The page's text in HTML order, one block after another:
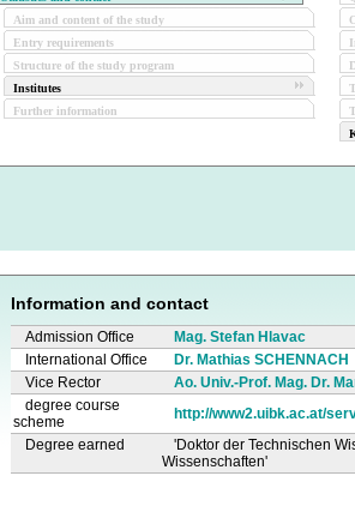
Aim and content of the study
Entry requirements
Structure of the study program
Institutes
Further information
Information and contact
Admission Office
Mag. Stefan Hlavac
International Office
Dr. Mathias SCHENNACH
Vice Rector
Ao. Univ.-Prof. Mag. Dr.
degree course
scheme
http://www2.uibk.ac.at/
Degree earned
'Doktor der Technischen
Wissenschaften'